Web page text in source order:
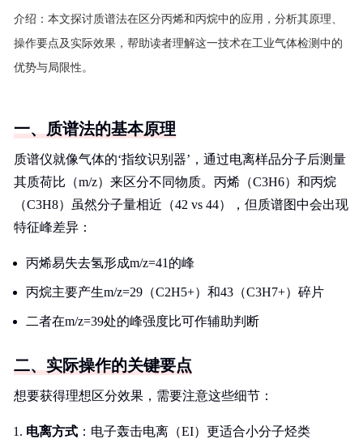
介绍： 本文探讨质谱法在区分丙烯和丙烷中的应用，分析其原理、
操作要点及实际效果，帮助读者理解这一技术在工业气体检测中的
优势与局限性。
一、质谱法的基本原理
质谱仪就像气体的‘指纹识别器’，通过电离样品分子后测量
其质荷比（m/z）来区分不同物质。丙烯（C3H6）和丙烷
（C3H8）虽然分子量相近（42 vs 44），但质谱图中会出现
特征峰差异：
丙烯易失去氢形成m/z=41的峰
丙烷主要产生m/z=29（C2H5+）和43（C3H7+）碎片
二者在m/z=39处的峰强度比可作辅助判断
二、实际操作的关键要点
想要获得理想区分效果，需要注意这些细节：
电离方式 ：电子轰击电离（EI）更适合小分子烃类